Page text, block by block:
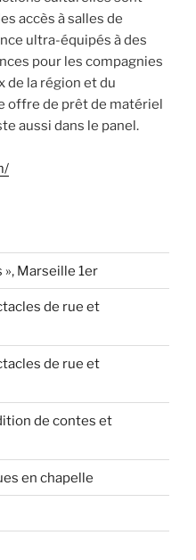
accès à salles de
ultra-équipés à des
pour les compagnies
de la région et du
offre de prêt de matériel
aussi dans le panel.
», Marseille 1er
de rue et
de rue et
de contes et
en chapelle